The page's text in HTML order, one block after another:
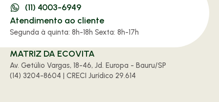
(11) 4003-6949
Atendimento ao cliente
Segunda à quinta: 8h-18h Sexta: 8h-17h
MATRIZ DA ECOVITA
Av. Getúlio Vargas, 18-46, Jd. Europa - Bauru/SP
(14) 3204-8604 | CRECI Jurídico 29.614